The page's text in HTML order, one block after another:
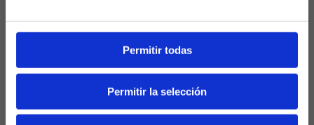
Permitir todas
Permitir la selección
podría hacer tambalear los cimientos del proyecto
representa una trampa mortal para unos leones sin
colmillo: tres puntos vitales para reaccionar o
confirmar que la temporada se ha torcido de forma
irreversible. Para la afición, más que un partido es